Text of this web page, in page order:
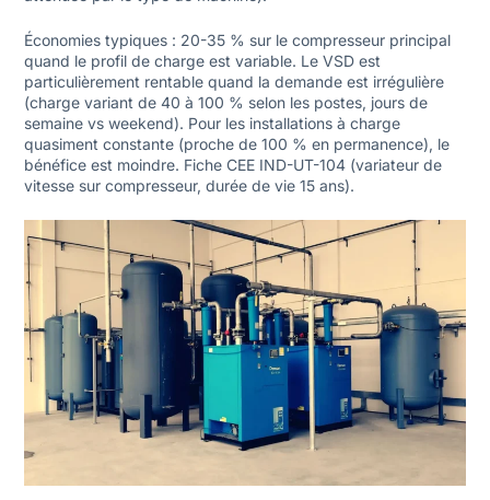
Économies typiques : 20-35 % sur le compresseur principal
quand le profil de charge est variable. Le VSD est
particulièrement rentable quand la demande est irrégulière
(charge variant de 40 à 100 % selon les postes, jours de
semaine vs weekend). Pour les installations à charge
quasiment constante (proche de 100 % en permanence), le
bénéfice est moindre. Fiche CEE IND-UT-104 (variateur de
vitesse sur compresseur, durée de vie 15 ans).